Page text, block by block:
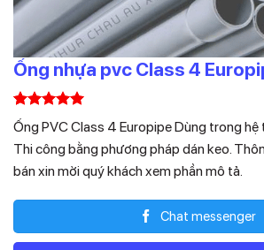
Ống nhựa pvc Class 4
5.00
trên 5
dựa trên
1
đánh giá
Ống PVC Class 4 Europipe Dùng trong
Thi công bằng phương pháp dán keo.
bán xin mời quý khách xem phần mô tả.
Chat messenger